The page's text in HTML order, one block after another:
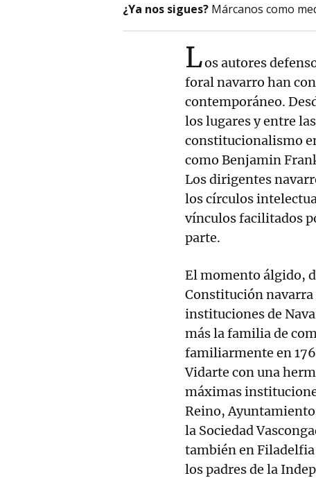
¿Ya nos sigues? Márcanos como
Los autores
foral navarro han
contemporáneo.
los lugares y entre
constitucionalismo
como Benjamin
Los dirigentes
los círculos
vínculos facilitados
parte.
El momento álgido,
Constitución navarra
instituciones de
más la familia de
familiarmente en
Vidarte con una
máximas
Reino,
la Sociedad
también en
los padres de la